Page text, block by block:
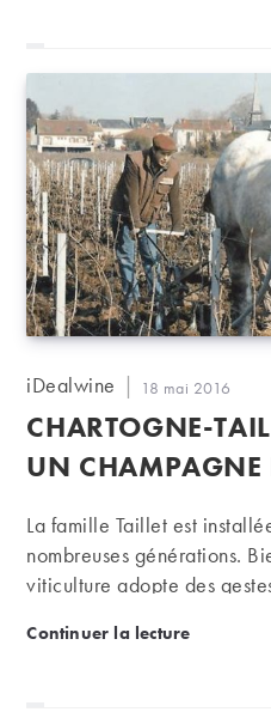
Auteur/autrice
la
publication :
iDealwine
Publication
publiée :
18 mai 2016
CHARTOGNE-
UN CHAMPAGNE
La famille Taillet est
nombreuses générations.
viticulture adopte des
soin et talent, ancrés dans
Continuer la lectureChartogne-